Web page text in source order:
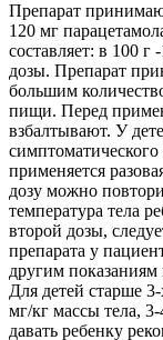
Препарат
120 мг
составляет: в 100 г
дозы. Препарат
большим
пищи. Перед
взбалтывают. У
применяется
дозу можно
температура тела
второй дозы,
препарата у
другим
Для детей старше 3-
мг/кг массы тела,
давать ребенку